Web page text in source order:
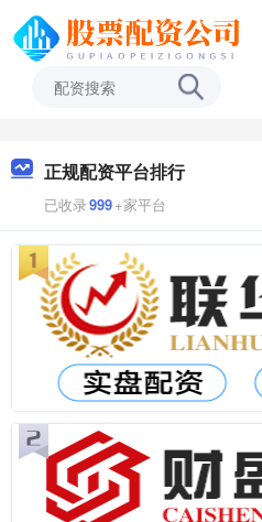
正规配资平台排行
已收录999+家平台